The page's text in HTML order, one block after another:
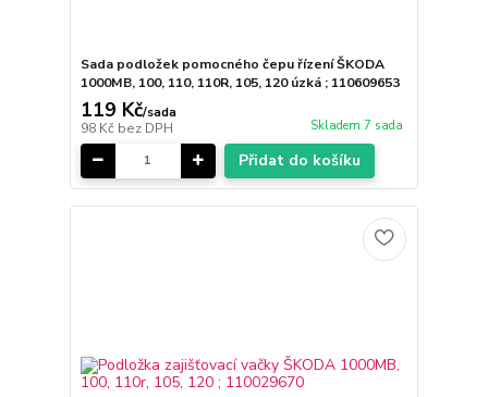
Sada podložek pomocného čepu řízení ŠKODA
1000MB, 100, 110, 110R, 105, 120 úzká ; 110609653
119 Kč/sada
98 Kč bez DPH Skladem 7 sada
Přidat do košíku